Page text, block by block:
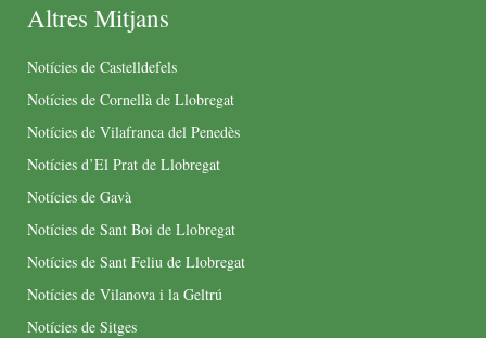
Altres Mitjans
Notícies de Castelldefels
Notícies de Cornellà de Llobregat
Notícies de Vilafranca del Penedès
Notícies d’El Prat de Llobregat
Notícies de Gavà
Notícies de Sant Boi de Llobregat
Notícies de Sant Feliu de Llobregat
Notícies de Vilanova i la Geltrú
Notícies de Sitges